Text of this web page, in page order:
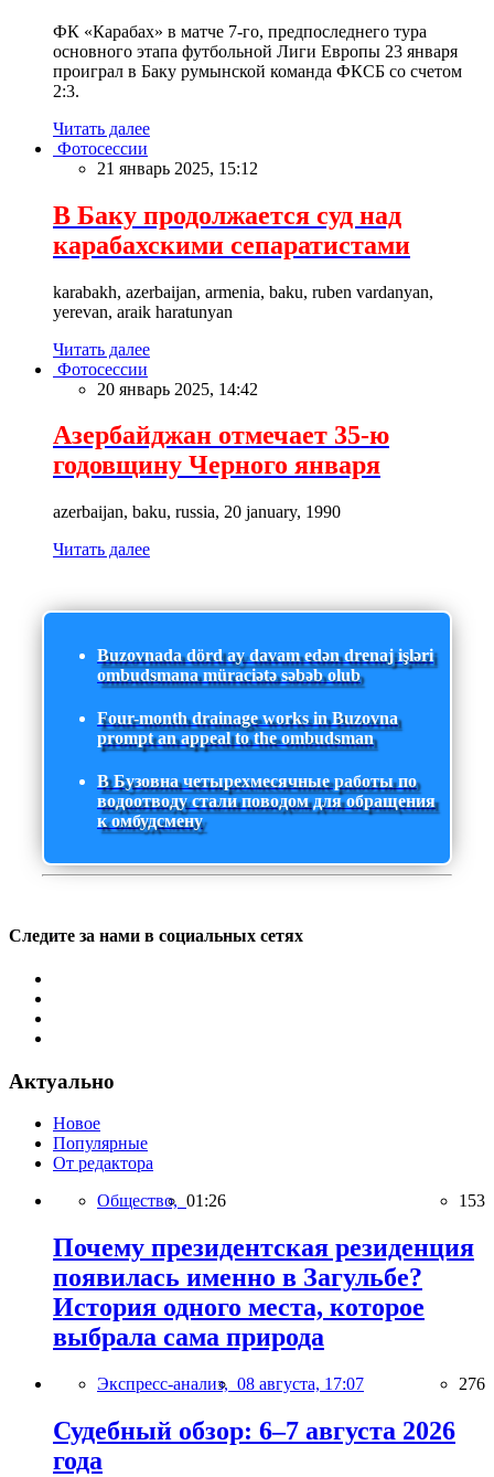
ФК «Карабах» в матче 7-го, предпоследнего тура
основного этапа футбольной Лиги Европы 23 января
проиграл в Баку румынской команда ФКСБ со счетом
2:3.
Читать далее
Фотосессии
21 январь 2025, 15:12
В Баку продолжается суд над
карабахскими сепаратистами
karabakh, azerbaijan, armenia, baku, ruben vardanyan,
yerevan, araik haratunyan
Читать далее
Фотосессии
20 январь 2025, 14:42
Азербайджан отмечает 35-ю
годовщину Черного января
azerbaijan, baku, russia, 20 january, 1990
Читать далее
Buzovnada dörd ay davam edən drenaj işləri
ombudsmana müraciətə səbəb olub
Four-month drainage works in Buzovna
prompt an appeal to the ombudsman
В Бузовна четырехмесячные работы по
водоотводу стали поводом для обращения
к омбудсмену
Следите за нами в социальных сетях
Актуально
Новое
Популярные
От редактора
Общество, 01:26 153
Почему президентская резиденция
появилась именно в Загульбе?
История одного места, которое
выбрала сама природа
Экспресс-анализ, 08 августа, 17:07 276
Судебный обзор: 6–7 августа 2026
года